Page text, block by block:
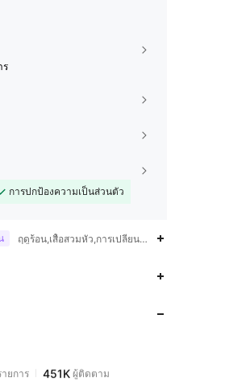
ร
การปกป้องความเป็นส่วนตัว
ฤดูร้อน,เสื้อสวมหัว,การเปลี่ยนแปลงขนาดของผ้า
า